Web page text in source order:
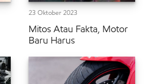
23 Oktober 2023
Mitos Atau Fakta, Motor
Baru Harus